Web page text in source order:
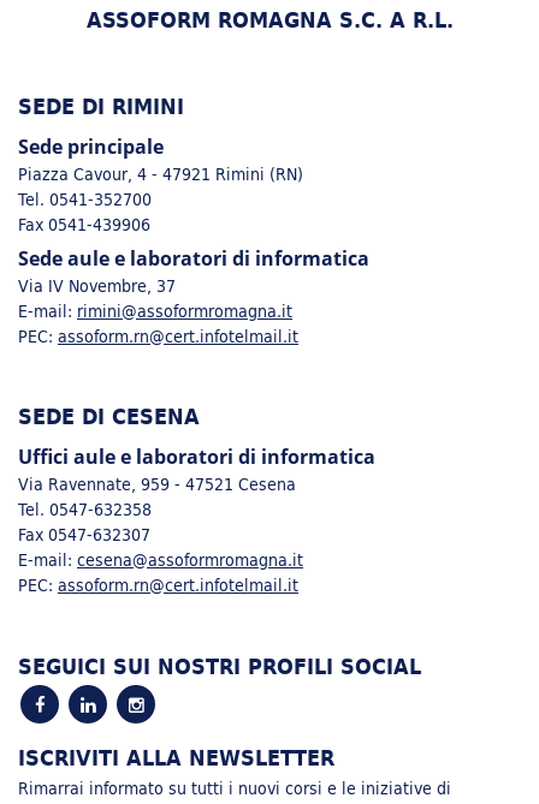
ASSOFORM ROMAGNA S.C. A R.L.
SEDE DI RIMINI
Sede principale
Piazza Cavour, 4 - 47921 Rimini (RN)
Tel. 0541-352700
Fax 0541-439906
Sede aule e laboratori di informatica
Via IV Novembre, 37
E-mail: rimini@assoformromagna.it
PEC: assoform.rn@cert.infotelmail.it
SEDE DI CESENA
Uffici aule e laboratori di informatica
Via Ravennate, 959 - 47521 Cesena
Tel. 0547-632358
Fax 0547-632307
E-mail: cesena@assoformromagna.it
PEC: assoform.rn@cert.infotelmail.it
SEGUICI SUI NOSTRI PROFILI SOCIAL
ISCRIVITI ALLA NEWSLETTER
Rimarrai informato su tutti i nuovi corsi e le iniziative di